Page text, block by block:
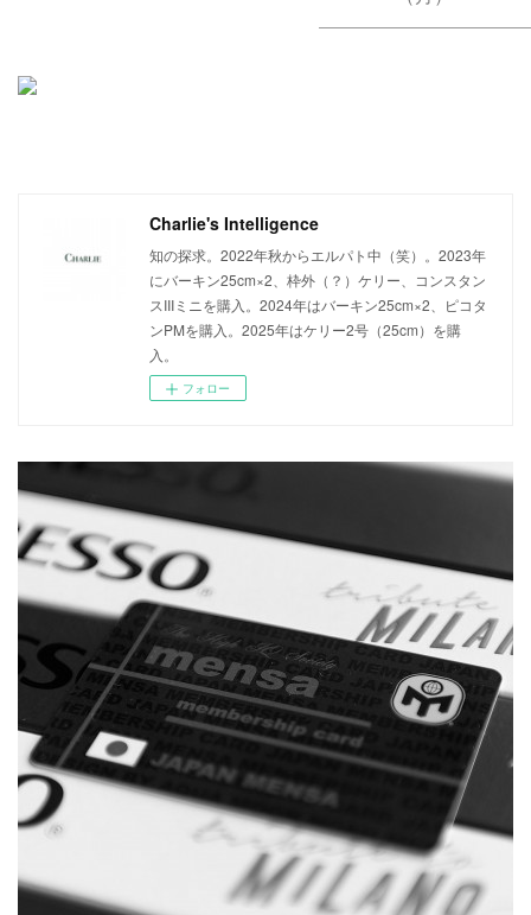
Charlie's Intelligence
知の探求。2022年秋からエルパト中（笑）。2023年
にバーキン25cm×2、枠外（？）ケリー、コンスタン
スIIIミニを購入。2024年はバーキン25cm×2、ピコタ
ンPMを購入。2025年はケリー2号（25cm）を購
入。
フォロー